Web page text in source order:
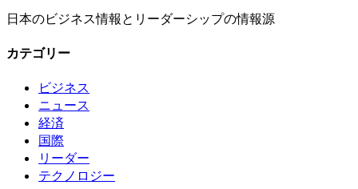
日本のビジネス情報とリーダーシップの情報源
カテゴリー
ビジネス
ニュース
経済
国際
リーダー
テクノロジー